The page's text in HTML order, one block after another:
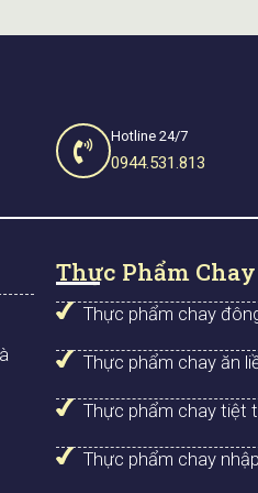
Hotline 24/7
0944.531.813
Thực Phẩm
Thực phẩm chay
Thực phẩm chay ăn
Thực phẩm chay tiệt
Thực phẩm chay